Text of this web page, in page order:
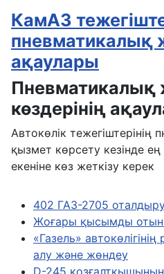
КамАЗ
пневматикалық
ақаулары
Пневматикалық
көздерінің
Автокөлік тежегіштерінің
қызмет көрсету кезінде
екеніне көз жеткізу керек
402 ГАЗ-2705
Жоғары қысымды
«Газель»
алу және жөндеу